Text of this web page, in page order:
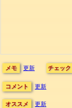
メモ 更新 チェック
コメント 更新
オススメ 更新